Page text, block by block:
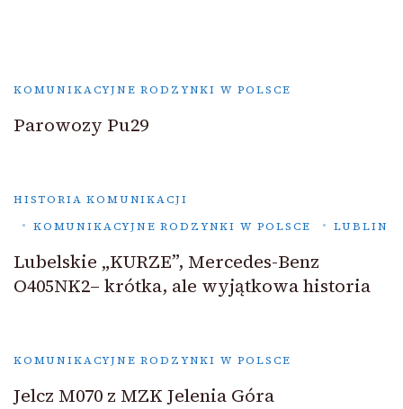
KOMUNIKACYJNE RODZYNKI W POLSCE
Parowozy Pu29
HISTORIA KOMUNIKACJI
KOMUNIKACYJNE RODZYNKI W POLSCE
LUBLIN
Lubelskie „KURZE”, Mercedes-Benz
O405NK2– krótka, ale wyjątkowa historia
KOMUNIKACYJNE RODZYNKI W POLSCE
Jelcz M070 z MZK Jelenia Góra